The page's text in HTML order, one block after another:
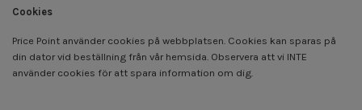
Cookies
Price Point använder cookies på webbplatsen. Cookies kan sparas på
din dator vid beställning från vår hemsida. Observera att vi INTE
använder cookies för att spara information om dig.